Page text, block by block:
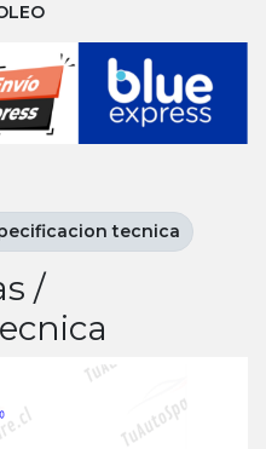
/
tecnica